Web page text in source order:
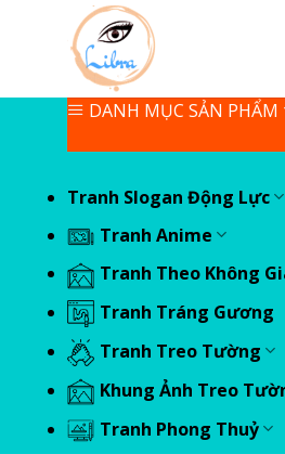
DANH MỤC SẢN PHẨM
Tranh Slogan Động Lực
Tranh Anime
Tranh Theo Không
Tranh Tráng Gương
Tranh Treo Tường
Khung Ảnh Treo
Tranh Phong Thuỷ